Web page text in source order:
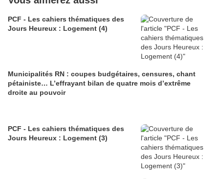
PCF - Les cahiers thématiques des
Jours Heureux : Logement (4)
Municipalités RN : coupes budgétaires, censures, chant
pétainiste… L’effrayant bilan de quatre mois d’extrême
droite au pouvoir
PCF - Les cahiers thématiques des
Jours Heureux : Logement (3)